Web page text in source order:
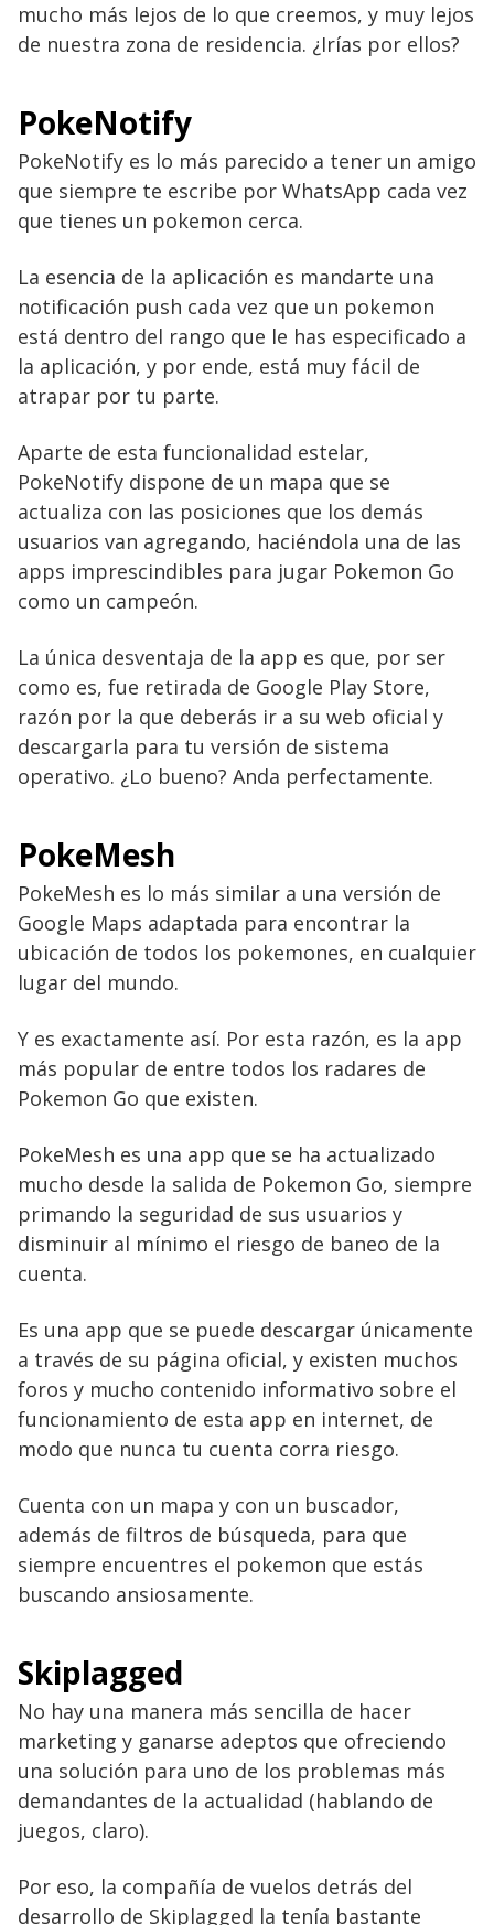
mucho más lejos de lo que creemos, y muy lejos
de nuestra zona de residencia. ¿Irías por ellos?
PokeNotify
PokeNotify es lo más parecido a tener un amigo
que siempre te escribe por WhatsApp cada vez
que tienes un pokemon cerca.
La esencia de la aplicación es mandarte una
notificación push cada vez que un pokemon
está dentro del rango que le has especificado a
la aplicación, y por ende, está muy fácil de
atrapar por tu parte.
Aparte de esta funcionalidad estelar,
PokeNotify dispone de un mapa que se
actualiza con las posiciones que los demás
usuarios van agregando, haciéndola una de las
apps imprescindibles para jugar Pokemon Go
como un campeón.
La única desventaja de la app es que, por ser
como es, fue retirada de Google Play Store,
razón por la que deberás ir a su web oficial y
descargarla para tu versión de sistema
operativo. ¿Lo bueno? Anda perfectamente.
PokeMesh
PokeMesh es lo más similar a una versión de
Google Maps adaptada para encontrar la
ubicación de todos los pokemones, en cualquier
lugar del mundo.
Y es exactamente así. Por esta razón, es la app
más popular de entre todos los radares de
Pokemon Go que existen.
PokeMesh es una app que se ha actualizado
mucho desde la salida de Pokemon Go, siempre
primando la seguridad de sus usuarios y
disminuir al mínimo el riesgo de baneo de la
cuenta.
Es una app que se puede descargar únicamente
a través de su página oficial, y existen muchos
foros y mucho contenido informativo sobre el
funcionamiento de esta app en internet, de
modo que nunca tu cuenta corra riesgo.
Cuenta con un mapa y con un buscador,
además de filtros de búsqueda, para que
siempre encuentres el pokemon que estás
buscando ansiosamente.
Skiplagged
No hay una manera más sencilla de hacer
marketing y ganarse adeptos que ofreciendo
una solución para uno de los problemas más
demandantes de la actualidad (hablando de
juegos, claro).
Por eso, la compañía de vuelos detrás del
desarrollo de Skiplagged la tenía bastante